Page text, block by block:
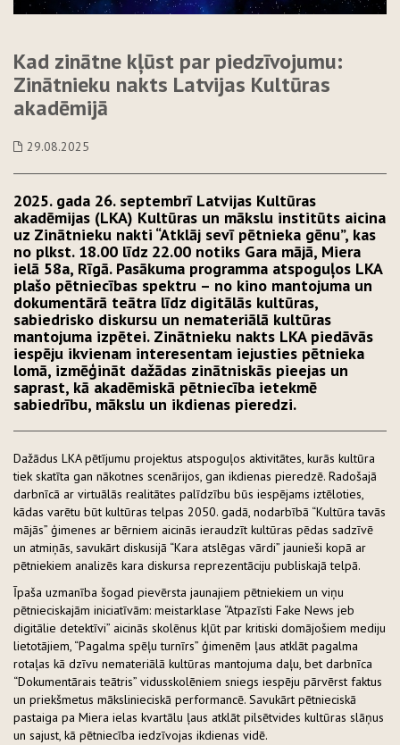
Kad zinātne kļūst par piedzīvojumu:
Zinātnieku nakts Latvijas Kultūras
akadēmijā
29.08.2025
2025. gada 26. septembrī Latvijas Kultūras
akadēmijas (LKA) Kultūras un mākslu institūts aicina
uz Zinātnieku nakti “Atklāj sevī pētnieka gēnu”, kas
no plkst. 18.00 līdz 22.00 notiks Gara mājā, Miera
ielā 58a, Rīgā. Pasākuma programma atspoguļos LKA
plašo pētniecības spektru – no kino mantojuma un
dokumentārā teātra līdz digitālās kultūras,
sabiedrisko diskursu un nemateriālā kultūras
mantojuma izpētei. Zinātnieku nakts LKA piedāvās
iespēju ikvienam interesentam iejusties pētnieka
lomā, izmēģināt dažādas zinātniskās pieejas un
saprast, kā akadēmiskā pētniecība ietekmē
sabiedrību, mākslu un ikdienas pieredzi.
Dažādus LKA pētījumu projektus atspoguļos aktivitātes, kurās kultūra
tiek skatīta gan nākotnes scenārijos, gan ikdienas pieredzē. Radošajā
darbnīcā ar virtuālās realitātes palīdzību būs iespējams iztēloties,
kādas varētu būt kultūras telpas 2050. gadā, nodarbībā “Kultūra tavās
mājās” ģimenes ar bērniem aicinās ieraudzīt kultūras pēdas sadzīvē
un atmiņās, savukārt diskusijā “Kara atslēgas vārdi” jaunieši kopā ar
pētniekiem analizēs kara diskursa reprezentāciju publiskajā telpā.
Īpaša uzmanība šogad pievērsta jaunajiem pētniekiem un viņu
pētnieciskajām iniciatīvām: meistarklase “Atpazīsti Fake News jeb
digitālie detektīvi” aicinās skolēnus kļūt par kritiski domājošiem mediju
lietotājiem, “Pagalma spēļu turnīrs” ģimenēm ļaus atklāt pagalma
rotaļas kā dzīvu nemateriālā kultūras mantojuma daļu, bet darbnīca
“Dokumentārais teātris” vidusskolēniem sniegs iespēju pārvērst faktus
un priekšmetus mākslinieciskā performancē. Savukārt pētnieciskā
pastaiga pa Miera ielas kvartālu ļaus atklāt pilsētvides kultūras slāņus
un sajust, kā pētniecība iedzīvojas ikdienas vidē.